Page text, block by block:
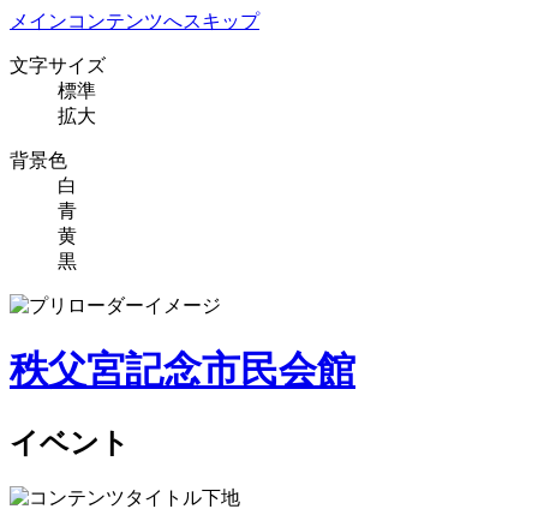
メインコンテンツへスキップ
文字サイズ
標準
拡大
背景色
白
青
黄
黒
秩父宮記念市民会館
イベント